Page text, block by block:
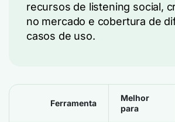
recursos de listening social,
no mercado e cobertura de
casos de uso.
Ferramenta
Melhor
para